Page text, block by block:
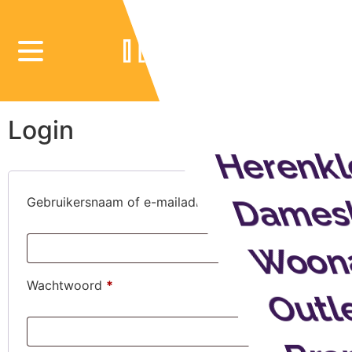
Login
Gebruikersnaam of e-mailadres
Wachtwoord *